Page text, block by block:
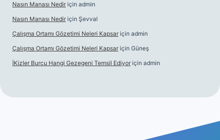
Nasın Manası Nedir için admin
Nasın Manası Nedir için Şevval
Çalışma Ortamı Gözetimi Neleri Kapsar için admin
Çalışma Ortamı Gözetimi Neleri Kapsar için Güneş
İKizler Burcu Hangi Gezegeni Temsil Ediyor için admin